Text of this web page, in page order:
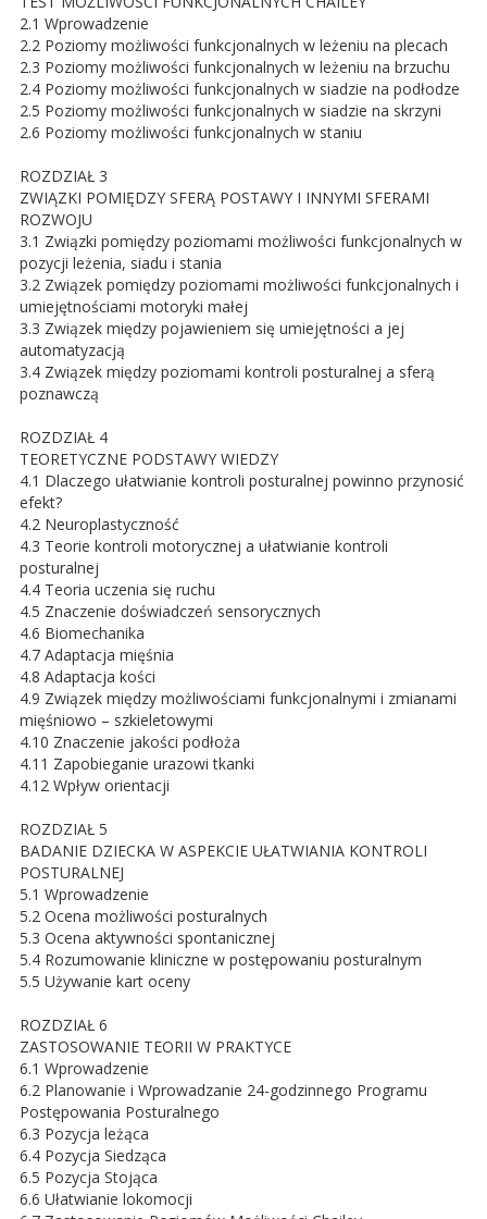
2.1 Wprowadzenie
2.2 Poziomy możliwości funkcjonalnych w leżeniu na plecach
2.3 Poziomy możliwości funkcjonalnych w leżeniu na brzuchu
2.4 Poziomy możliwości funkcjonalnych w siadzie na podłodze
2.5 Poziomy możliwości funkcjonalnych w siadzie na skrzyni
2.6 Poziomy możliwości funkcjonalnych w staniu
ROZDZIAŁ 3
ZWIĄZKI POMIĘDZY SFERĄ POSTAWY I INNYMI SFERAMI
ROZWOJU
3.1 Związki pomiędzy poziomami możliwości funkcjonalnych w
pozycji leżenia, siadu i stania
3.2 Związek pomiędzy poziomami możliwości funkcjonalnych i
umiejętnościami motoryki małej
3.3 Związek między pojawieniem się umiejętności a jej
automatyzacją
3.4 Związek między poziomami kontroli posturalnej a sferą
poznawczą
ROZDZIAŁ 4
TEORETYCZNE PODSTAWY WIEDZY
4.1 Dlaczego ułatwianie kontroli posturalnej powinno przynosić
efekt?
4.2 Neuroplastyczność
4.3 Teorie kontroli motorycznej a ułatwianie kontroli
posturalnej
4.4 Teoria uczenia się ruchu
4.5 Znaczenie doświadczeń sensorycznych
4.6 Biomechanika
4.7 Adaptacja mięśnia
4.8 Adaptacja kości
4.9 Związek między możliwościami funkcjonalnymi i zmianami
mięśniowo – szkieletowymi
4.10 Znaczenie jakości podłoża
4.11 Zapobieganie urazowi tkanki
4.12 Wpływ orientacji
ROZDZIAŁ 5
BADANIE DZIECKA W ASPEKCIE UŁATWIANIA KONTROLI
POSTURALNEJ
5.1 Wprowadzenie
5.2 Ocena możliwości posturalnych
5.3 Ocena aktywności spontanicznej
5.4 Rozumowanie kliniczne w postępowaniu posturalnym
5.5 Używanie kart oceny
ROZDZIAŁ 6
ZASTOSOWANIE TEORII W PRAKTYCE
6.1 Wprowadzenie
6.2 Planowanie i Wprowadzanie 24-godzinnego Programu
Postępowania Posturalnego
6.3 Pozycja leżąca
6.4 Pozycja Siedząca
6.5 Pozycja Stojąca
6.6 Ułatwianie lokomocji